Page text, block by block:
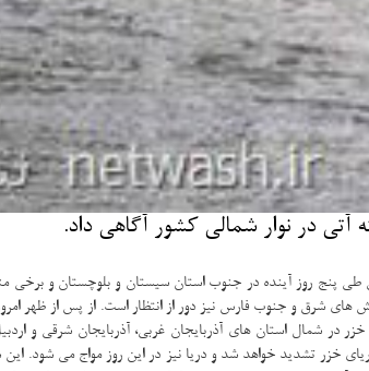
در نوار شمالی كشور آگاهی داد.
پنج روز آینده در جنوب استان سیستان و بلوچستان و
خزر تشدید خواهد شد و دریا نیز در این روز مواج می